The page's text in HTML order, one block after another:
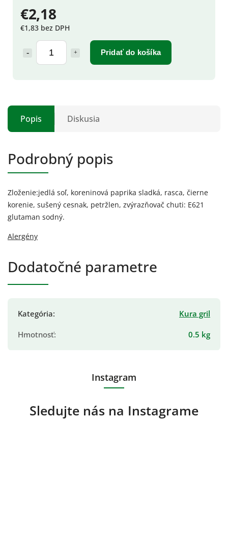
€2,18
€1,83 bez DPH
Pridať do košíka
Popis Diskusia
Podrobný popis
Zloženie:jedlá soľ, koreninová paprika sladká, rasca, čierne
korenie, sušený cesnak, petržlen, zvýrazňovač chuti: E621
glutaman sodný.
Alergény
Dodatočné parametre
Kategória:
Kura gril
Hmotnosť: 0.5 kg
Instagram
Sledujte nás na Instagrame